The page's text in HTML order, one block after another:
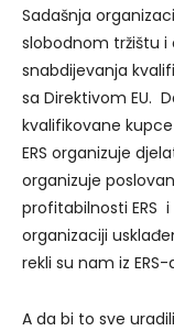
Sadašnja
slobodnom tržištu
snabdijevanja
sa Direktivom EU.
kvalifikovane
ERS organizuje
organizuje
profitabilnosti ERS
organizaciji
rekli su nam iz ERS-
A da bi to sve